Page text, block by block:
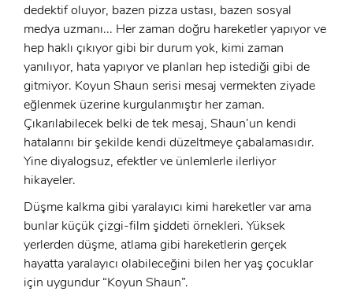
ÜYE OL
GIRIŞ
dedektif oluyor, bazen pizza ustası, bazen sosyal
medya uzmanı... Her zaman doğru hareketler yapıyor ve
hep haklı çıkıyor gibi bir durum yok, kimi zaman
yanılıyor, hata yapıyor ve planları hep istediği gibi de
gitmiyor. Koyun Shaun serisi mesaj vermekten ziyade
eğlenmek üzerine kurgulanmıştır her zaman.
Çıkarılabilecek belki de tek mesaj, Shaun’un kendi
hatalarını bir şekilde kendi düzeltmeye çabalamasıdır.
Yine diyalogsuz, efektler ve ünlemlerle ilerliyor
hikayeler.
Düşme kalkma gibi yaralayıcı kimi hareketler var ama
bunlar küçük çizgi-film şiddeti örnekleri. Yüksek
yerlerden düşme, atlama gibi hareketlerin gerçek
hayatta yaralayıcı olabileceğini bilen her yaş çocuklar
için uygundur “Koyun Shaun”.